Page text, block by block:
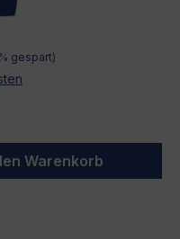
gespart)
Warenkorb